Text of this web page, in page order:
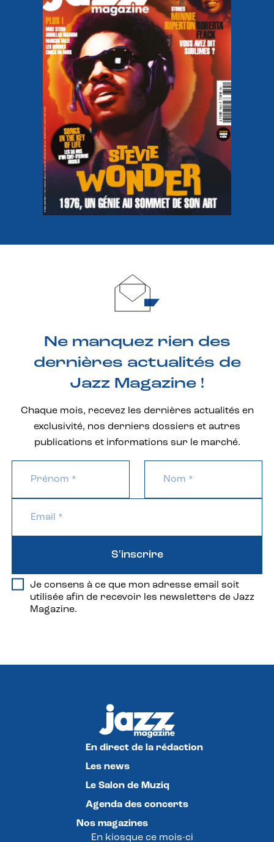
Ne manquez rien des
dernières actualités de
Jazz Magazine !
Chaque mois, recevez les dernières actualités en
exclusivité, nos derniers dossiers et autres
publications et informations sur le marché.
Je consens à ce que mon adresse email soit
utilisée afin de recevoir les newsletters de Jazz
Magazine.
S'inscrire
En direct de la rédaction
Les news
Le Salon de Muziq
Agenda des concerts
Nos magazines
En kiosque ce mois-ci